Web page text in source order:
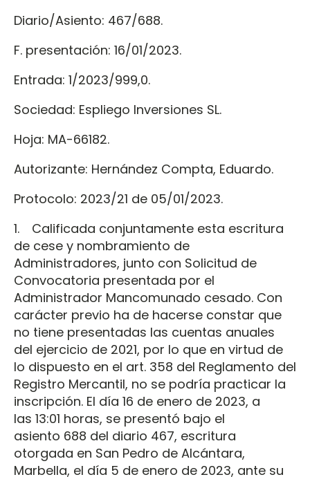
Diario/Asiento: 467/688.
F. presentación: 16/01/2023.
Entrada: 1/2023/999,0.
Sociedad: Espliego Inversiones SL.
Hoja: MA-66182.
Autorizante: Hernández Compta, Eduardo.
Protocolo: 2023/21 de 05/01/2023.
1. Calificada conjuntamente esta escritura
de cese y nombramiento de
Administradores, junto con Solicitud de
Convocatoria presentada por el
Administrador Mancomunado cesado. Con
carácter previo ha de hacerse constar que
no tiene presentadas las cuentas anuales
del ejercicio de 2021, por lo que en virtud de
lo dispuesto en el art. 358 del Reglamento del
Registro Mercantil, no se podría practicar la
inscripción. El día 16 de enero de 2023, a
las 13:01 horas, se presentó bajo el
asiento 688 del diario 467, escritura
otorgada en San Pedro de Alcántara,
Marbella, el día 5 de enero de 2023, ante su